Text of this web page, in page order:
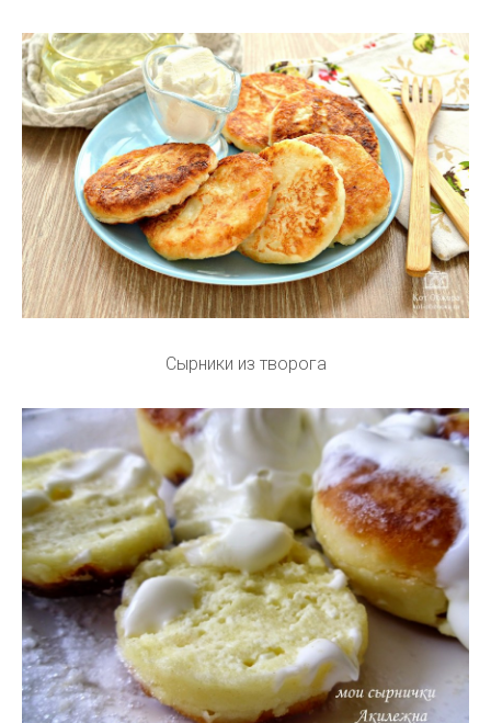
Сырники из творога